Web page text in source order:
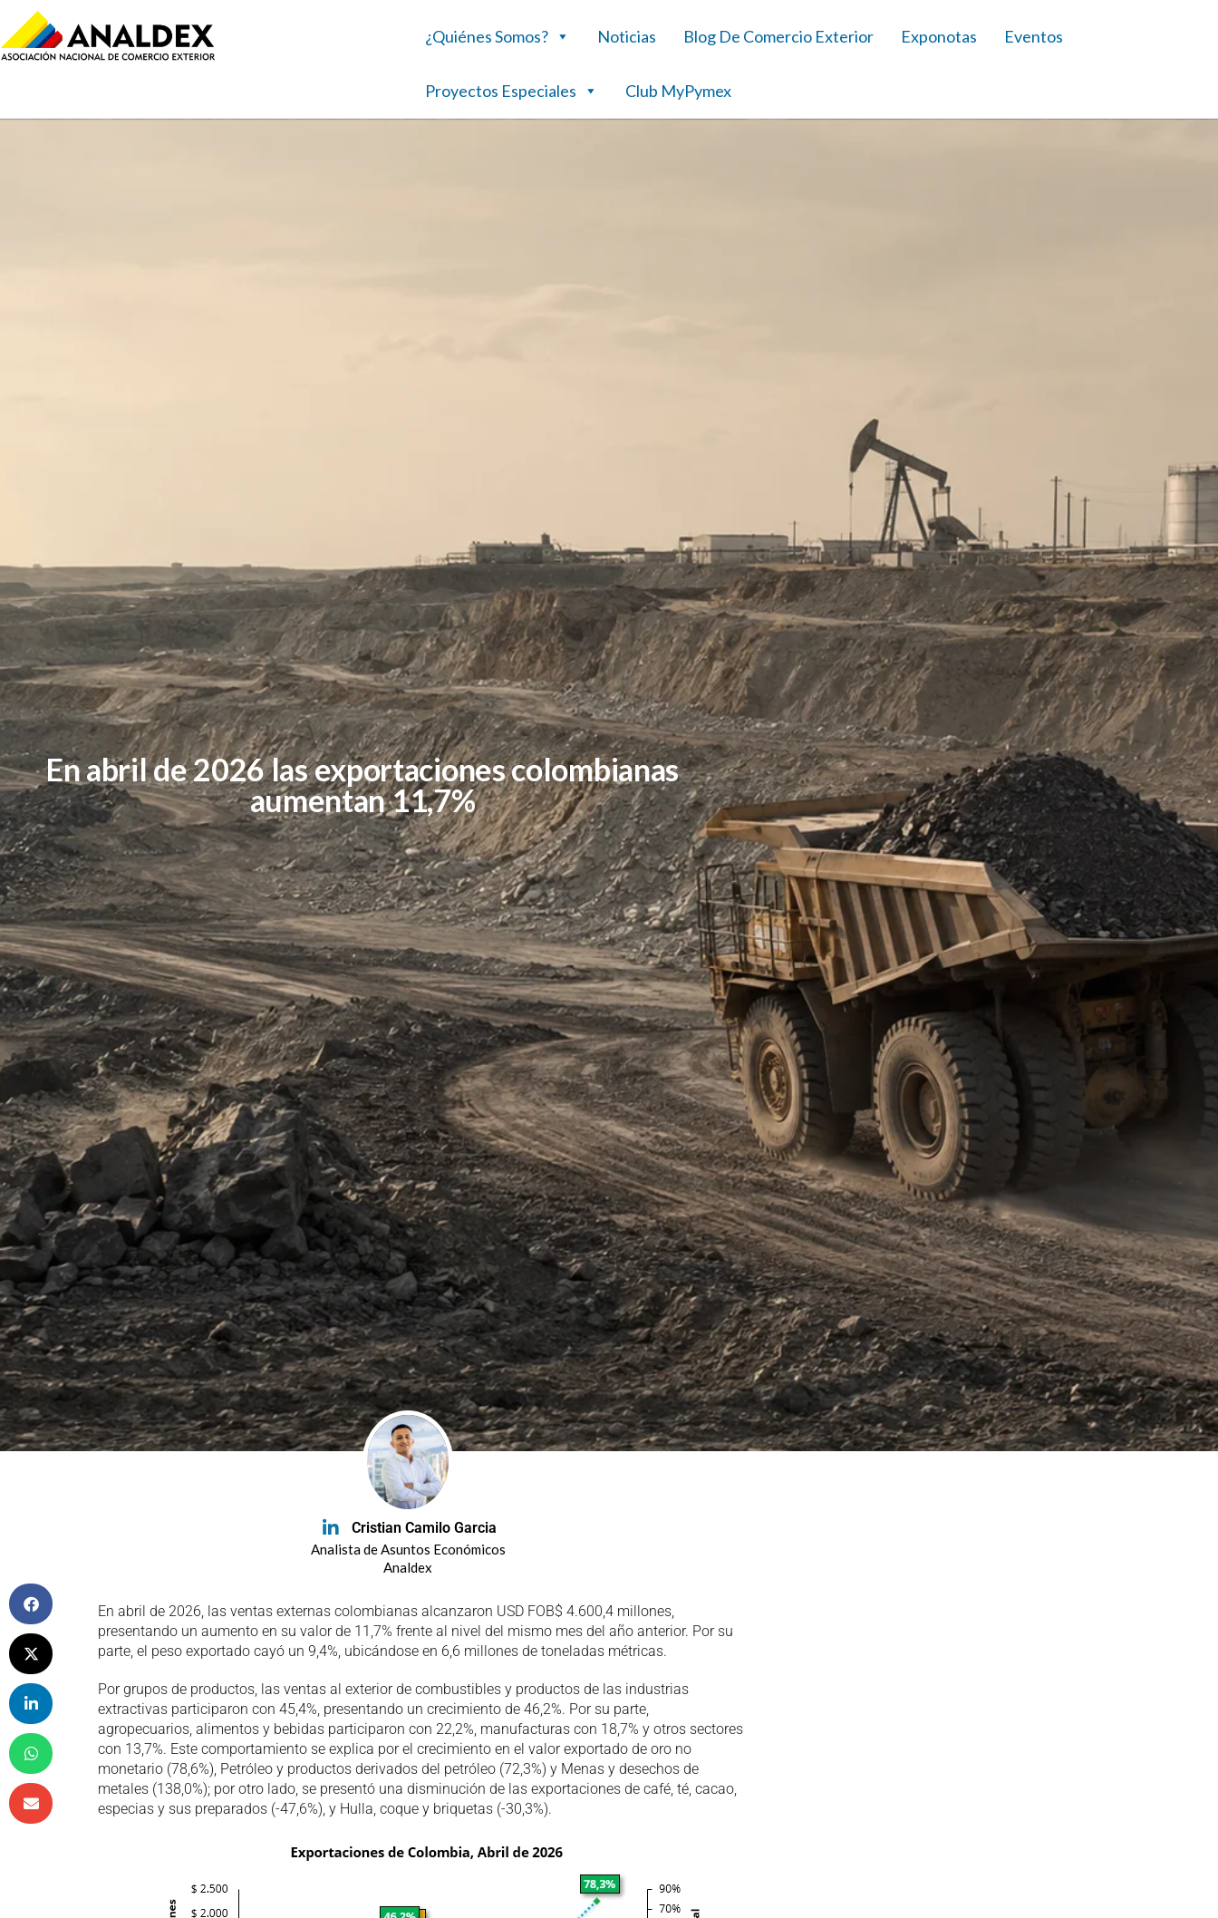
¿Quiénes Somos? Noticias Blog De Comercio Exterior Exponotas Eventos
Proyectos Especiales Club MyPymex
En abril de 2026 las exportaciones colombianas
aumentan 11,7%
Cristian Camilo Garcia
Analista de Asuntos Económicos
Analdex
En abril de 2026, las ventas externas colombianas alcanzaron USD FOB$ 4.600,4 millones,
presentando un aumento en su valor de 11,7% frente al nivel del mismo mes del año anterior. Por su
parte, el peso exportado cayó un 9,4%, ubicándose en 6,6 millones de toneladas métricas.
Por grupos de productos, las ventas al exterior de combustibles y productos de las industrias
extractivas participaron con 45,4%, presentando un crecimiento de 46,2%. Por su parte,
agropecuarios, alimentos y bebidas participaron con 22,2%, manufacturas con 18,7% y otros sectores
con 13,7%. Este comportamiento se explica por el crecimiento en el valor exportado de oro no
monetario (78,6%), Petróleo y productos derivados del petróleo (72,3%) y Menas y desechos de
metales (138,0%); por otro lado, se presentó una disminución de las exportaciones de café, té, cacao,
especias y sus preparados (-47,6%), y Hulla, coque y briquetas (-30,3%).